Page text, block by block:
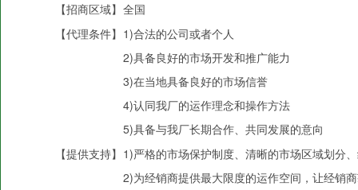
【招商区域】 全国
【代理条件】 1)合法的公司或者个人
2)具备良好的市场开发和推广能力
3)在当地具备良好的市场信誉
4)认同我厂的运作理念和操作方法
5)具备与我厂长期合作、共同发展的意向
【提供支持】 1)严格的市场保护制度、清晰的市场区域划分
2)为经销商提供最大限度的运作空间，让经销